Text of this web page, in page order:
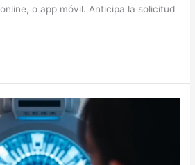
o app móvil. Anticipa la solicitud